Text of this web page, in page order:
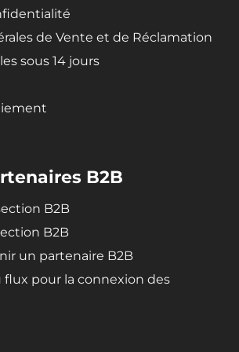
chaude ni d’eau minérale dans l’appareil
coton ne sont pas utilisés pour la production de
de Vente et de Réclamation
sous 14 jours
B2B
B2B
B2B
un partenaire B2B
flux pour la connexion des